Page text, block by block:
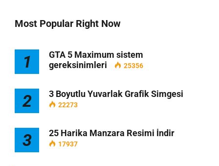
Most Popular Right Now
1
GTA 5 Maximum sistem
gereksinimleri
25356
2 3 Boyutlu Yuvarlak Grafik Simgesi
22273
3 25 Harika Manzara Resimi İndir
17937